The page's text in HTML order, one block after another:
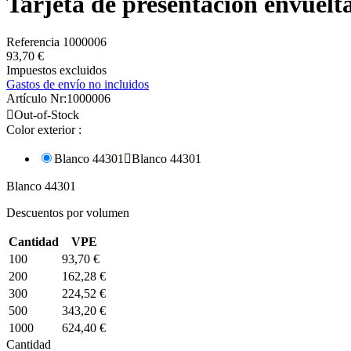
Referencia 1000006
93,70 €
Impuestos excluidos
Gastos de envío no incluidos
Artículo Nr:1000006
Out-of-Stock
Color exterior :
Blanco 44301Blanco 44301
Blanco 44301
Descuentos por volumen
Cantidad
VPE
100
93,70 €
200
162,28 €
300
224,52 €
500
343,20 €
1000
624,40 €
Cantidad